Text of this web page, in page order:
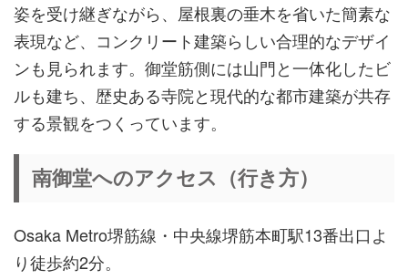
姿を受け継ぎながら、屋根裏の垂木を省いた簡素な
表現など、コンクリート建築らしい合理的なデザイ
ンも見られます。御堂筋側には山門と一体化したビ
ルも建ち、歴史ある寺院と現代的な都市建築が共存
する景観をつくっています。
南御堂へのアクセス（行き方）
Osaka Metro堺筋線・中央線堺筋本町駅13番出口よ
り徒歩約2分。